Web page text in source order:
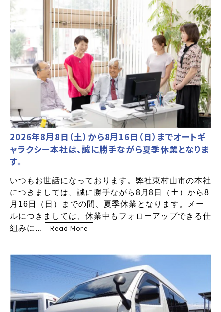
2026年8月8日（土）から8月16日（日）までオートギ
ャラクシー本社は、誠に勝手ながら夏季休業となりま
す。
いつもお世話になっております。弊社東村山市の本社
につきましては、誠に勝手ながら8月8日（土）から8
月16日（日）までの間、夏季休業となります。メー
ルにつきましては、休業中もフォローアップできる仕
組みに...
Read More